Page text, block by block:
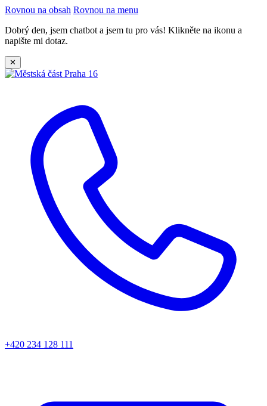
Rovnou na obsah Rovnou na menu
Dobrý den, jsem chatbot a jsem tu pro vás! Klikněte na ikonu a
napište mi dotaz.
✕
+420 234 128 111